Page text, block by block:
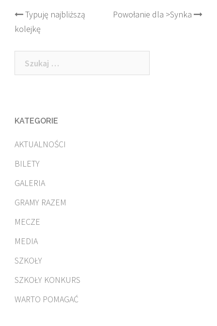
Post
navigation
Typuję najbliższą
kolejkę
Powołanie dla >Synka
Szukaj:
KATEGORIE
AKTUALNOŚCI
BILETY
GALERIA
GRAMY RAZEM
MECZE
MEDIA
SZKOŁY
SZKOŁY KONKURS
WARTO POMAGAĆ